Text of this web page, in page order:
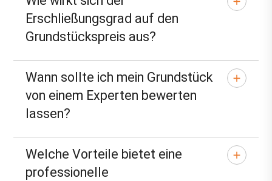
Erschließungsgrad auf den
Grundstückspreis aus?
Wann sollte ich mein Grundstück
von einem Experten bewerten
lassen?
Welche Vorteile bietet eine
professionelle